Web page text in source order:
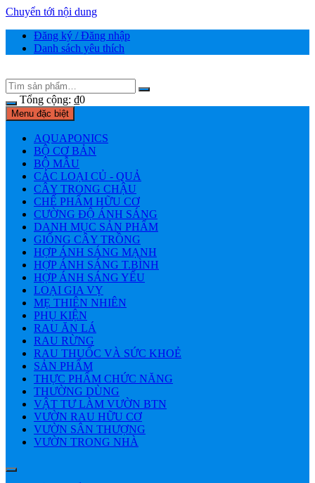
Chuyển tới nội dung
Đăng ký / Đăng nhập
Danh sách yêu thích
Tổng cộng: ₫0
Menu đặc biệt
AQUAPONICS
BỘ CƠ BẢN
BỘ MẪU
CÁC LOẠI CỦ - QUẢ
CÂY TRONG CHẬU
CHẾ PHẨM HỮU CƠ
CƯỜNG ĐỘ ÁNH SÁNG
DANH MỤC SẢN PHẨM
GIỐNG CÂY TRỒNG
HỢP ÁNH SÁNG MẠNH
HỢP ÁNH SÁNG T.BÌNH
HỢP ÁNH SÁNG YẾU
LOẠI GIA VỴ
MẸ THIÊN NHIÊN
PHỤ KIỆN
RAU ĂN LÁ
RAU RỪNG
RAU THUỐC VÀ SỨC KHOẺ
SẢN PHẨM
THỰC PHẨM CHỨC NĂNG
THƯỜNG DÙNG
VẬT TƯ LÀM VƯỜN BTN
VƯỜN RAU HỮU CƠ
VƯỜN SÂN THƯỢNG
VƯỜN TRONG NHÀ